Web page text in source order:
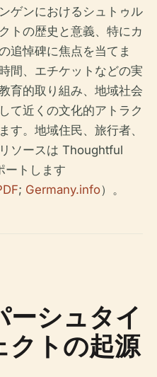
ゲンにおけるシュトゥル
トの歴史と意義、特にカ
追悼碑に焦点を当てま
間、エチケットなどの実
育的取り組み、地域社会
て近くの文化的アトラク
す。地域住民、旅行者、
ソースは Thoughtful
トします
; Germany.info）。
ーシュタイ
クトの起源